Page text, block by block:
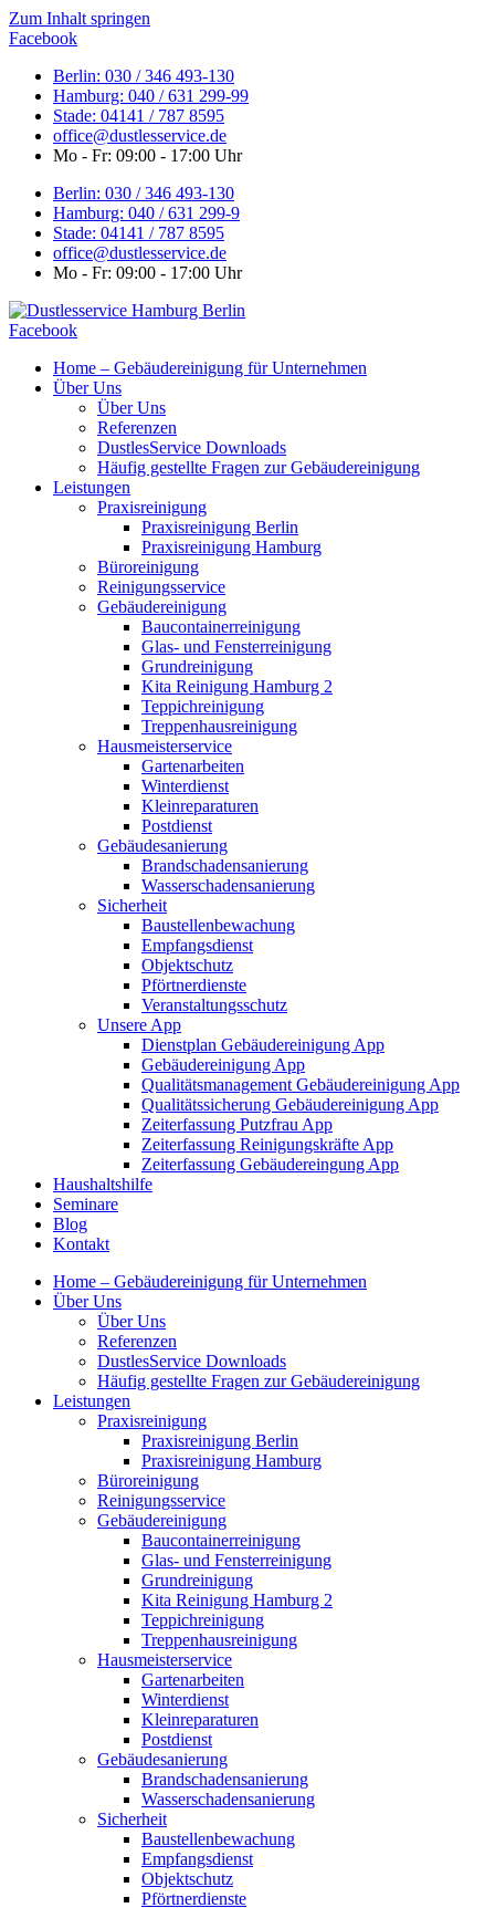
Zum Inhalt springen
Facebook
Berlin: 030 / 346 493-130
Hamburg: 040 / 631 299-99
Stade: 04141 / 787 8595
office@dustlesservice.de
Mo - Fr: 09:00 - 17:00 Uhr
Berlin: 030 / 346 493-130
Hamburg: 040 / 631 299-9
Stade: 04141 / 787 8595
office@dustlesservice.de
Mo - Fr: 09:00 - 17:00 Uhr
Facebook
Home – Gebäudereinigung für Unternehmen
Über Uns
Über Uns
Referenzen
DustlesService Downloads
Häufig gestellte Fragen zur Gebäudereinigung
Leistungen
Praxisreinigung
Praxisreinigung Berlin
Praxisreinigung Hamburg
Büroreinigung
Reinigungsservice
Gebäudereinigung
Baucontainerreinigung
Glas- und Fensterreinigung
Grundreinigung
Kita Reinigung Hamburg 2
Teppichreinigung
Treppenhausreinigung
Hausmeisterservice
Gartenarbeiten
Winterdienst
Kleinreparaturen
Postdienst
Gebäudesanierung
Brandschadensanierung
Wasserschadensanierung
Sicherheit
Baustellenbewachung
Empfangsdienst
Objektschutz
Pförtnerdienste
Veranstaltungsschutz
Unsere App
Dienstplan Gebäudereinigung App
Gebäudereinigung App
Qualitätsmanagement Gebäudereinigung App
Qualitätssicherung Gebäudereinigung App
Zeiterfassung Putzfrau App
Zeiterfassung Reinigungskräfte App
Zeiterfassung Gebäudereingung App
Haushaltshilfe
Seminare
Blog
Kontakt
Home – Gebäudereinigung für Unternehmen
Über Uns
Über Uns
Referenzen
DustlesService Downloads
Häufig gestellte Fragen zur Gebäudereinigung
Leistungen
Praxisreinigung
Praxisreinigung Berlin
Praxisreinigung Hamburg
Büroreinigung
Reinigungsservice
Gebäudereinigung
Baucontainerreinigung
Glas- und Fensterreinigung
Grundreinigung
Kita Reinigung Hamburg 2
Teppichreinigung
Treppenhausreinigung
Hausmeisterservice
Gartenarbeiten
Winterdienst
Kleinreparaturen
Postdienst
Gebäudesanierung
Brandschadensanierung
Wasserschadensanierung
Sicherheit
Baustellenbewachung
Empfangsdienst
Objektschutz
Pförtnerdienste